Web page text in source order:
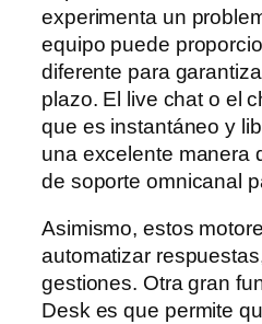
experimenta un
equipo puede
diferente para
plazo. El live chat o el
que es instantáneo y
una excelente manera
de soporte omnicanal
Asimismo, estos
automatizar
gestiones. Otra gran
Desk es que permite